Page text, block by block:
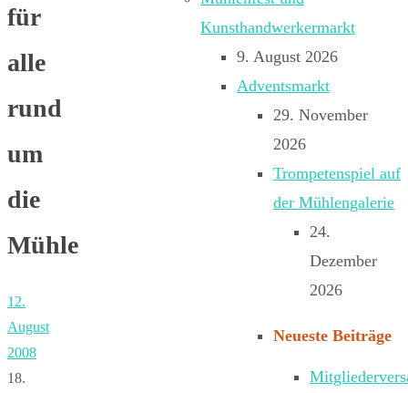
für
alle
rund
um
die
Mühle
12.
August
2008
18.
Kunsthandwerkermarkt
9. August 2026
Adventsmarkt
29. November
2026
Trompetenspiel auf
der Mühlengalerie
24.
Dezember
2026
Neueste Beiträge